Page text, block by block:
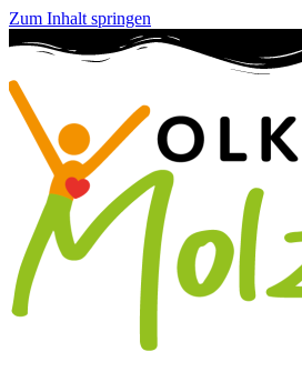
Zum Inhalt springen